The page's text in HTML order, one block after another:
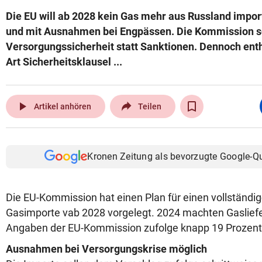
Die EU will ab 2028 kein Gas mehr aus Russland
und mit Ausnahmen bei Engpässen. Die Kommission
Versorgungssicherheit statt Sanktionen. Dennoch
Art Sicherheitsklausel ...
play_arrow Artikel anhören Teilen
Kronen Zeitung als bevorzugte Google-
Die EU-Kommission hat einen Plan für einen
Gasimporte vab 2028 vorgelegt. 2024 machten
Angaben der EU-Kommission zufolge knapp 19
Ausnahmen bei Versorgungskrise möglich